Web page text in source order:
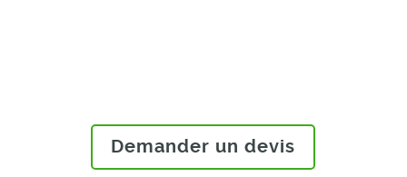
Demander un devis